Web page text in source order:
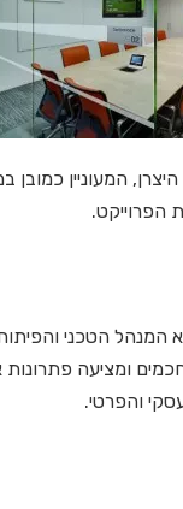
המעוניין
הפרוייקט.
ומציעה פתרונות
והפרטי.